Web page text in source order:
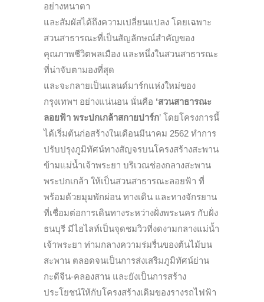
อย่างหนาตา
และสัมผัสได้ถึงความเปลี่ยนแปลง โดยเฉพาะ
สวนสาธารณะที่เป็นสัญลักษณ์สำคัญของ
คุณภาพชีวิตพลเมือง และหนึ่งในสวนสาธารณะ
ที่น่าจับตามองที่สุด
และจะกลายเป็นแลนด์มาร์กแห่งใหม่ของ
กรุงเทพฯ อย่างแน่นอน นั่นคือ ‘สวนสาธารณะ
ลอยฟ้า พระปกเกล้าสกายปาร์ก’ โดยโครงการนี้
ได้เริ่มต้นก่อสร้างในเดือนมีนาคม 2562 ทำการ
ปรับปรุงภูมิทัศน์ทางสัญจรบนโครงสร้างสะพาน
ข้ามแม่น้ำเจ้าพระยา บริเวณช่องกลางสะพาน
พระปกเกล้า ให้เป็นสวนสาธารณะลอยฟ้า ที่
พร้อมด้วยมุมพักผ่อน ทางเดิน และทางจักรยาน
ที่เชื่อมต่อการเดินทางระหว่างฝั่งพระนคร กับฝั่ง
ธนบุรี มีไฮไลท์เป็นจุดชมวิวที่งดงามกลางแม่น้ำ
เจ้าพระยา ท่ามกลางความร่มรื่นของต้นไม้บน
สะพาน ตลอดจนเป็นการส่งเสริมภูมิทัศน์ย่าน
กะดีจีน-คลองสาน และยังเป็นการสร้าง
ประโยชน์ให้กับโครงสร้างเดิมของรางรถไฟฟ้า